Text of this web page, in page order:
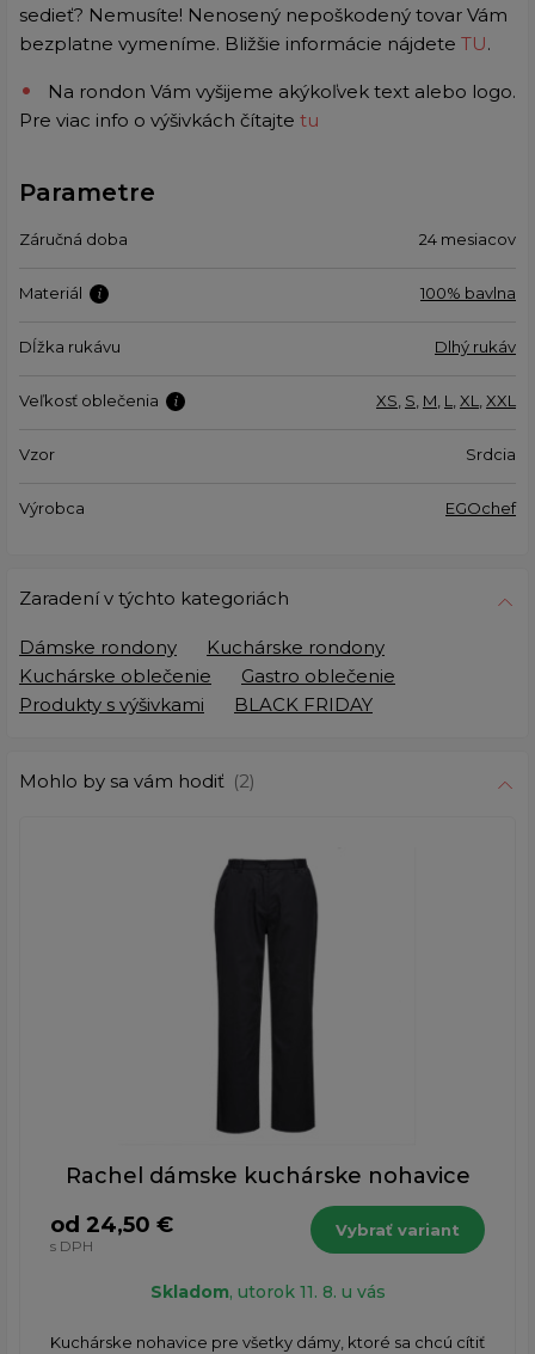
sedieť? Nemusíte! Nenosený nepoškodený tovar Vám
bezplatne vymeníme. Bližšie informácie nájdete TU.
Na rondon Vám vyšijeme akýkoľvek text alebo logo.
Pre viac info o výšivkách čítajte tu
Parametre
Záručná doba 24 mesiacov
Materiál 100% bavlna
Dĺžka rukávu Dlhý rukáv
Veľkosť oblečenia XS S M L XL XXL
Vzor Srdcia
Výrobca EGOchef
Zaradení v týchto kategoriách
Dámske rondony
Kuchárske rondony
Kuchárske oblečenie
Gastro oblečenie
Produkty s výšivkami
BLACK FRIDAY
Mohlo by sa vám hodiť (2)
Rachel dámske kuchárske nohavice
od 24,50 €
s DPH
Vybrať variant
Skladom, utorok 11. 8. u vás
Kuchárske nohavice pre všetky dámy, ktoré sa chcú cítiť